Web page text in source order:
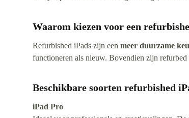
Waarom kiezen voor een
Refurbished iPads zijn een meer duurzame
functioneren als nieuw. Bovendien zijn refurbed
Beschikbare soorten refurbished
iPad Pro